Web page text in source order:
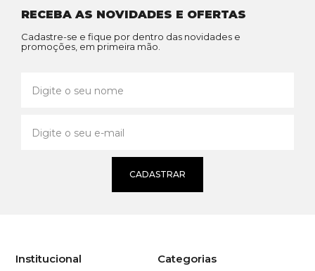
RECEBA AS NOVIDADES E OFERTAS
Cadastre-se e fique por dentro das novidades e
promoções, em primeira mão.
CADASTRAR
Institucional Categorias